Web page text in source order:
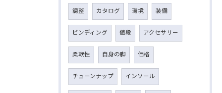
調整 カタログ 環境 装備
ビンディング 値段 アクセサリー
柔軟性 自身の脚 価格
チューンナップ インソール